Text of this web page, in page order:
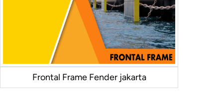
Frontal Frame Fender jakarta